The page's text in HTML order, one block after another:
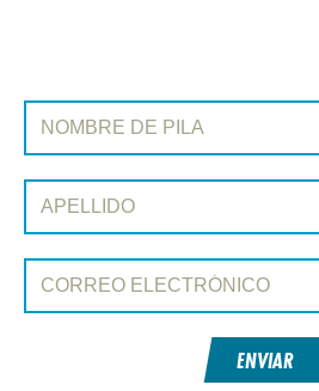
REGÍSTRATE EN CONEXIÓN
ENVIAR